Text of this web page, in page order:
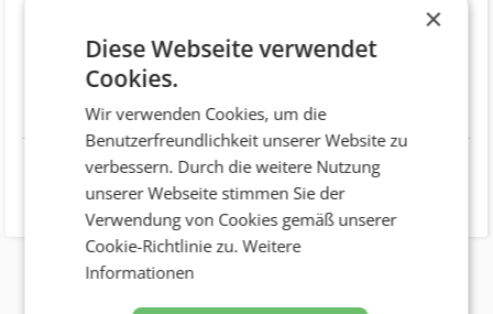
DE 71297 Mönsheim
Telefonnummer +49 (7044) 9498639
Website http://www.gh-kellerfilm.de/
×
Diese Webseite verwendet
Cookies.
Wir verwenden Cookies, um die
Benutzerfreundlichkeit unserer Website zu
verbessern. Durch die weitere Nutzung
unserer Webseite stimmen Sie der
Verwendung von Cookies gemäß unserer
Cookie-Richtlinie zu.Weitere
Informationen